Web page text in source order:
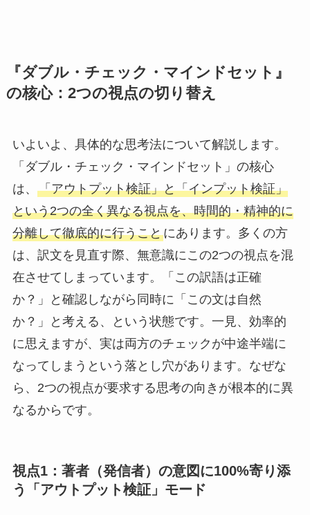
『ダブル・チェック・マインドセット』
の核心：2つの視点の切り替え
いよいよ、具体的な思考法について解説します。
「ダブル・チェック・マインドセット」の核心
は、 「アウトプット検証」と「インプット検証」
という2つの全く異なる視点を、時間的・精神的に
分離して徹底的に行うことにあります。多くの方
は、訳文を見直す際、無意識にこの2つの視点を混
在させてしまっています。「この訳語は正確
か？」と確認しながら同時に「この文は自然
か？」と考える、という状態です。一見、効率的
に思えますが、実は両方のチェックが中途半端に
なってしまうという落とし穴があります。なぜな
ら、2つの視点が要求する思考の向きが根本的に異
なるからです。
視点1：著者（発信者）の意図に100%寄り添
う「アウトプット検証」モード